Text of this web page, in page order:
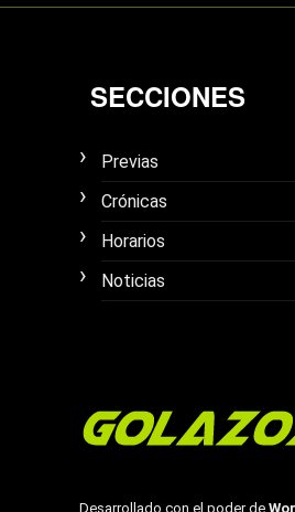
SECCIONES
Previas
Crónicas
Horarios
Noticias
Desarrollado con el poder de